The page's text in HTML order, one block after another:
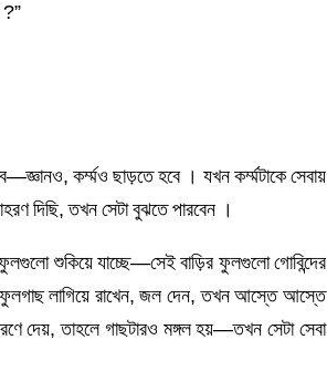
?”
কর্ম্মও ছাড়তে হবে । যখন কর্ম্মটাকে সেবায়
দিছি, তখন সেটা বুঝতে পারবেন ।
শুকিয়ে যাচ্ছে—সেই বাড়ির ফুলগুলো গোবিন্দের
লাগিয়ে রাখেন, জল দেন, তখন আস্তে আস্তে
দেয়, তাহলে গাছটারও মঙ্গল হয়—তখন সেটা সেবা